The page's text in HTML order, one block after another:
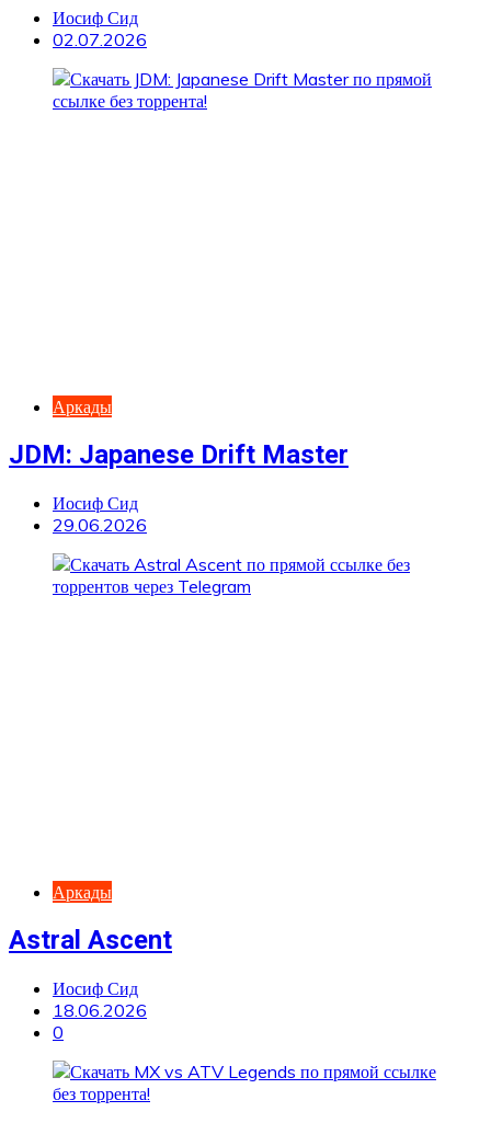
Иосиф Сид
02.07.2026
Аркады
JDM: Japanese Drift Master
Иосиф Сид
29.06.2026
Аркады
Astral Ascent
Иосиф Сид
18.06.2026
0